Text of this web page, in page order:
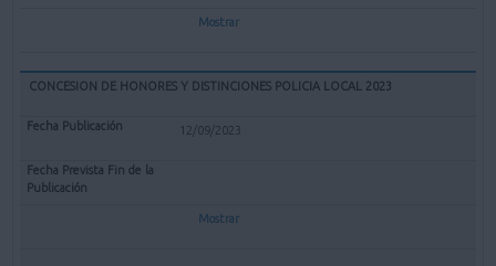
Mostrar
CONCESION DE HONORES Y DISTINCIONES POLICIA LOCAL 2023
12/09/2023
Mostrar